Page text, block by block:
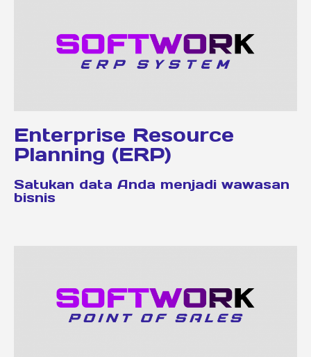
Enterprise Resource
Planning (ERP)
Satukan data Anda menjadi wawasan
bisnis